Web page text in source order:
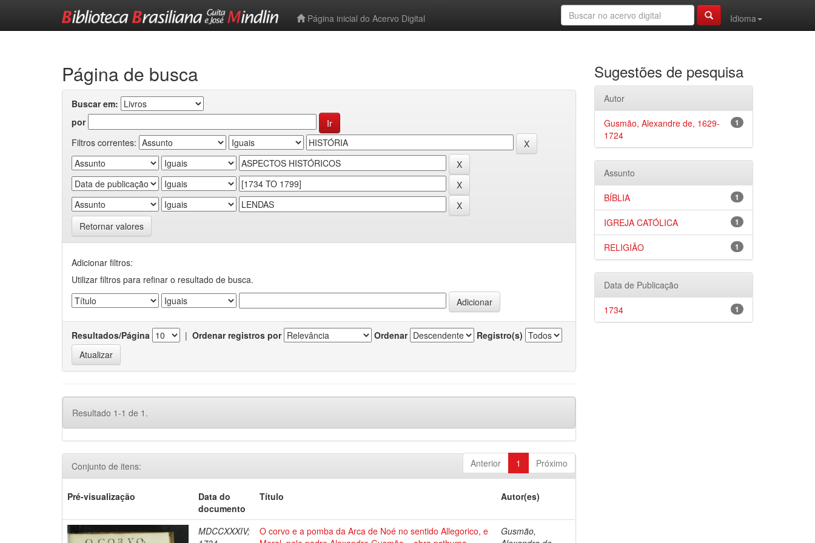
Página inicial do Acervo Digital
Idioma
Página de busca
Buscar em:
por
Filtros correntes:
Retornar valores
Adicionar filtros:
Utilizar filtros para refinar o resultado de busca.
Resultados/Página | Ordenar registros por Ordenar Registro(s)
Resultado 1-1 de 1.
Anterior 1 Próximo
Conjunto de itens:
Pré-visualização
Data do
documento
Título Autor(es)
MDCCXXXIV;
O corvo e a pomba da Arca de Noé no sentido Allegorico, e
Gusmão,
Sugestões de pesquisa
Autor
1
Gusmão, Alexandre de, 1629-
1724
Assunto
1
BÍBLIA
1
IGREJA CATÓLICA
1
RELIGIÃO
Data de Publicação
1
1734